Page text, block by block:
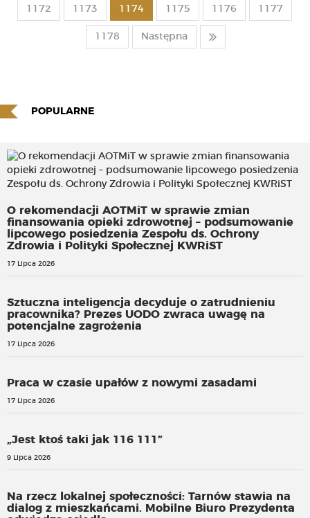
1172 1173 1174 1175 1176 1177
1178 Następna
POPULARNE
O rekomendacji AOTMiT w sprawie zmian
finansowania opieki zdrowotnej – podsumowanie
lipcowego posiedzenia Zespołu ds. Ochrony
Zdrowia i Polityki Społecznej KWRiST
17 Lipca 2026
Sztuczna inteligencja decyduje o zatrudnieniu
pracownika? Prezes UODO zwraca uwagę na
potencjalne zagrożenia
17 Lipca 2026
Praca w czasie upałów z nowymi zasadami
17 Lipca 2026
„Jest ktoś taki jak 116 111”
9 Lipca 2026
Na rzecz lokalnej społeczności: Tarnów stawia na
dialog z mieszkańcami. Mobilne Biuro Prezydenta